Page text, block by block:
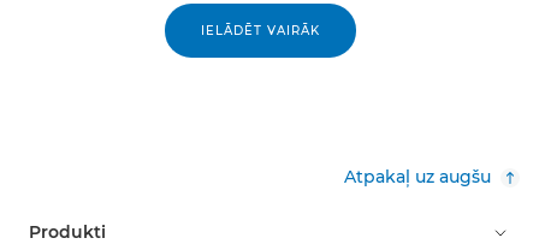
IELĀDĒT VAIRĀK
Atpakaļ uz augšu
Produkti